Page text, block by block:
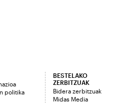
politika
BESTELAKO
ZERBITZUAK
Bidera zerbitzuak
Midas Media